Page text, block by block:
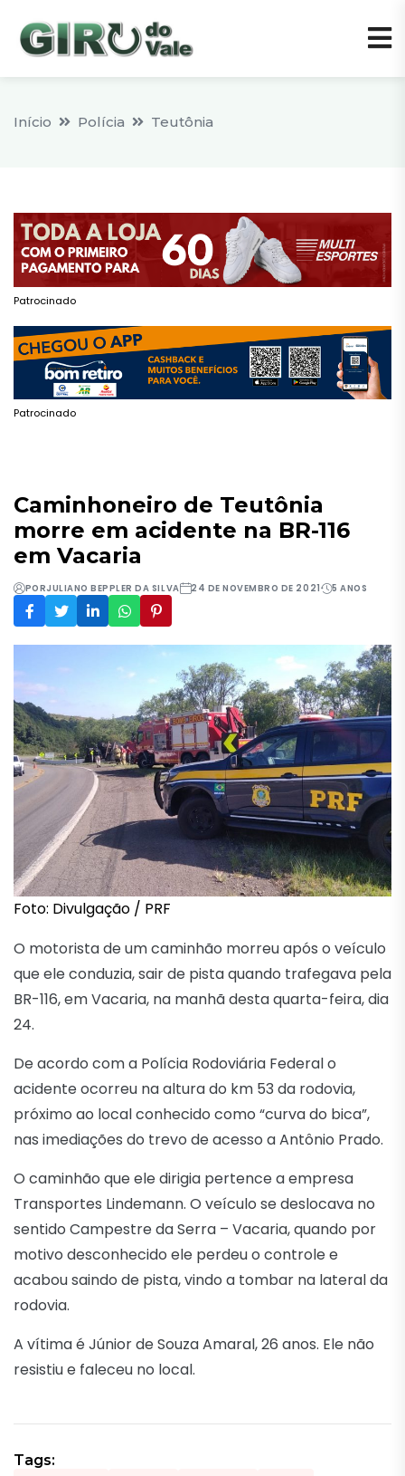
Início Polícia Teutônia
Patrocinado
Patrocinado
Caminhoneiro de Teutônia
morre em acidente na BR-116
em Vacaria
PORJULIANO BEPPLER DA SILVA 24 DE NOVEMBRO DE 2021 5 ANOS
Foto: Divulgação / PRF
O motorista de um caminhão morreu após o veículo
que ele conduzia, sair de pista quando trafegava pela
BR-116, em Vacaria, na manhã desta quarta-feira, dia
24.
De acordo com a Polícia Rodoviária Federal o
acidente ocorreu na altura do km 53 da rodovia,
próximo ao local conhecido como “curva do bica”,
nas imediações do trevo de acesso a Antônio Prado.
O caminhão que ele dirigia pertence a empresa
Transportes Lindemann. O veículo se deslocava no
sentido Campestre da Serra – Vacaria, quando por
motivo desconhecido ele perdeu o controle e
acabou saindo de pista, vindo a tombar na lateral da
rodovia.
A vítima é Júnior de Souza Amaral, 26 anos. Ele não
resistiu e faleceu no local.
Tags: